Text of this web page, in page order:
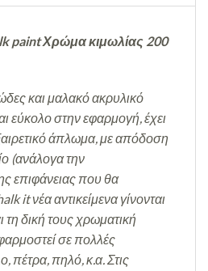
paint Χρώμα κιμωλίας 200
και μαλακό ακρυλικό
εύκολο στην εφαρμογή, έχει
άπλωμα, με απόδοση
(ανάλογα την
επιφάνειας που θα
it νέα αντικείμενα γίνονται
τη δική τους χρωματική
σε πολλές
πέτρα, πηλό, κ.α. Στις